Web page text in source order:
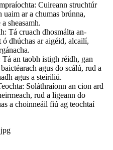
Cuireann struchtúr
ar a chumas brúnna,
sheasamh.
Tá cruach dhosmálta an-
ó dhúchas ar aigéid, alcailí,
an taobh istigh réidh, gan
agus do scálú, rud a
agus a steiriliú.
Soláthraíonn an cion ard
rud a ligeann do
a choinneáil fiú ag teochtaí